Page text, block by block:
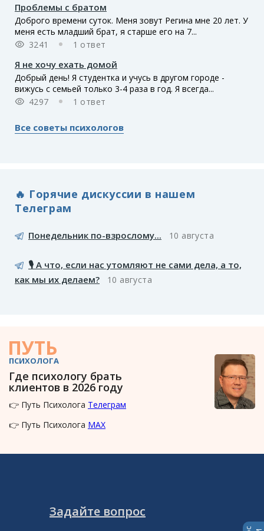
Проблемы с братом
Доброго времени суток. Меня зовут Регина мне 20 лет. У
меня есть младший брат, я старше его на 7...
3241
1 ответ
Я не хочу ехать домой
Добрый день! Я студентка и учусь в другом городе -
вижусь с семьей только 3-4 раза в год. Я всегда...
4297
1 ответ
Все советы психологов
🔥 Горячие дискуссии в нашем
Телеграм
Понедельник по-взрослому... 10 августа
🎙️ А что, если нас утомляют не сами дела, а то,
как мы их делаем?
10 августа
ПУТЬ
ПСИХОЛОГА
Где психологу брать
клиентов в 2026 году
👉 Путь Психолога Телеграм
👉 Путь Психолога MAX
Задайте вопрос